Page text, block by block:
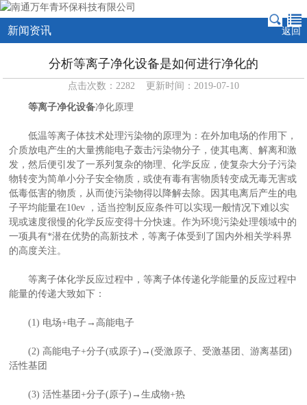
新闻资讯 返回
分析等离子净化设备是如何进行净化的
点击次数：2282 更新时间：2019-07-10
等离子净化设备净化原理
低温等离子体技术处理污染物的原理为：在外加电场的作用下，
介质放电产生的大量携能电子轰击污染物分子，使其电离、解离和激
发，然后便引发了一系列复杂的物理、化学反应，使复杂大分子污染
物转变为简单小分子安全物质，或使有毒有害物质转变成无毒无害或
低毒低害的物质，从而使污染物得以降解去除。因其电离后产生的电
子平均能量在10ev ，适当控制反应条件可以实现一般情况下难以实
现或速度很慢的化学反应变得十分快速。作为环境污染处理领域中的
一项具有*潜在优势的高新技术，等离子体受到了国内外相关学科界
的高度关注。
等离子体化学反应过程中，等离子体传递化学能量的反应过程中
能量的传递大致如下：
(1) 电场+电子→高能电子
(2) 高能电子+分子(或原子)→(受激原子、受激基团、游离基团)
活性基团
(3) 活性基团+分子(原子)→生成物+热